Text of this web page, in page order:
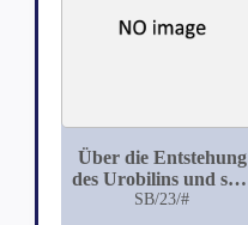
Über die Entstehung
des Urobilins und sein
Vorkommen im Harn
SB/23/#